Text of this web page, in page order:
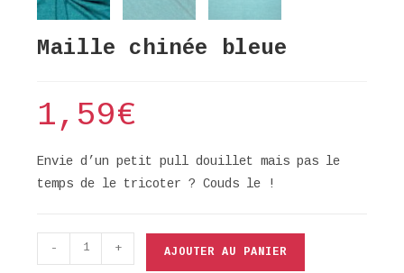
Maille chinée bleue
1,59€
Envie d’un petit pull douillet mais pas le
temps de le tricoter ? Couds le !
quantité
de
- + AJOUTER AU PANIER